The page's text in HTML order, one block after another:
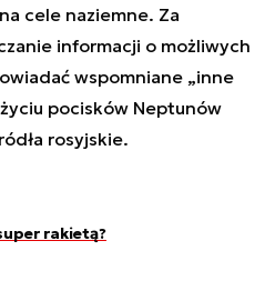
cele naziemne. Za
informacji o możliwych
wspomniane „inne
pocisków Neptunów
rosyjskie.
rakietą?